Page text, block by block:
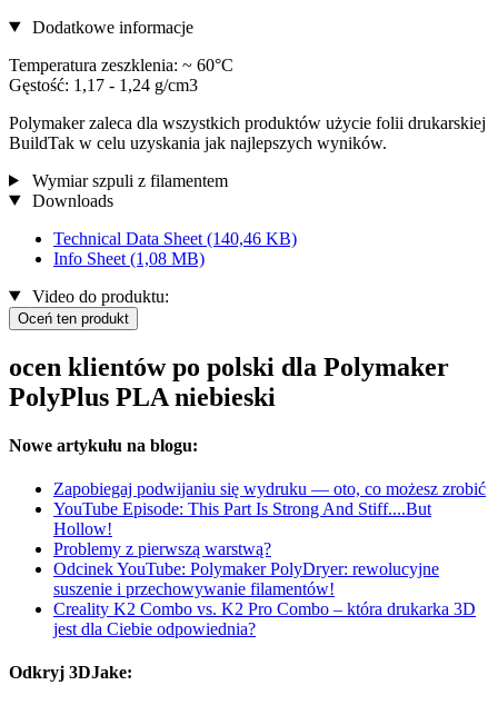
Dodatkowe informacje
Temperatura zeszklenia: ~ 60°C
Gęstość: 1,17 - 1,24 g/cm3
Polymaker zaleca dla wszystkich produktów użycie folii drukarskiej
BuildTak w celu uzyskania jak najlepszych wyników.
Wymiar szpuli z filamentem
Downloads
Technical Data Sheet (140,46 KB)
Info Sheet (1,08 MB)
Video do produktu:
Oceń ten produkt
ocen klientów po polski dla Polymaker
PolyPlus PLA niebieski
Nowe artykułu na blogu:
Zapobiegaj podwijaniu się wydruku — oto, co możesz zrobić
YouTube Episode: This Part Is Strong And Stiff....But
Hollow!
Problemy z pierwszą warstwą?
Odcinek YouTube: Polymaker PolyDryer: rewolucyjne
suszenie i przechowywanie filamentów!
Creality K2 Combo vs. K2 Pro Combo – która drukarka 3D
jest dla Ciebie odpowiednia?
Odkryj 3DJake: